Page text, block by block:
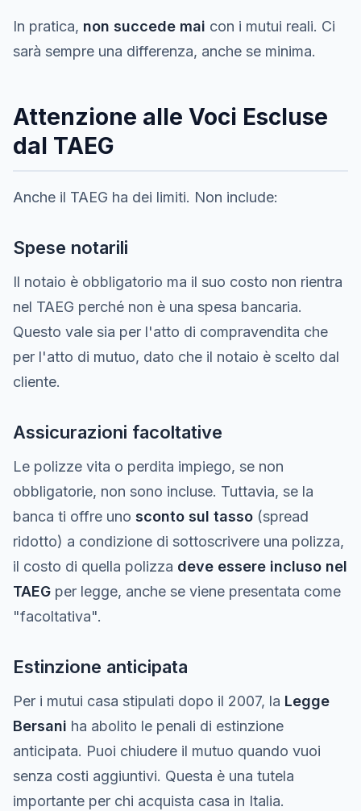
In pratica, non succede mai con i mutui reali. Ci
sarà sempre una differenza, anche se minima.
Attenzione alle Voci Escluse
dal TAEG
Anche il TAEG ha dei limiti. Non include:
Spese notarili
Il notaio è obbligatorio ma il suo costo non rientra
nel TAEG perché non è una spesa bancaria.
Questo vale sia per l'atto di compravendita che
per l'atto di mutuo, dato che il notaio è scelto dal
cliente.
Assicurazioni facoltative
Le polizze vita o perdita impiego, se non
obbligatorie, non sono incluse. Tuttavia, se la
banca ti offre uno sconto sul tasso (spread
ridotto) a condizione di sottoscrivere una polizza,
il costo di quella polizza deve essere incluso nel
TAEG per legge, anche se viene presentata come
"facoltativa".
Estinzione anticipata
Per i mutui casa stipulati dopo il 2007, la Legge
Bersani ha abolito le penali di estinzione
anticipata. Puoi chiudere il mutuo quando vuoi
senza costi aggiuntivi. Questa è una tutela
importante per chi acquista casa in Italia.